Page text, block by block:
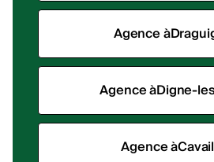
Agence à
Agence àDigne-
Agence à